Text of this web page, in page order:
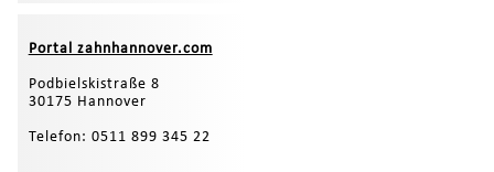
Portal zahnhannover.com
Podbielskistraße 8
30175 Hannover
Telefon: 0511 899 345 22